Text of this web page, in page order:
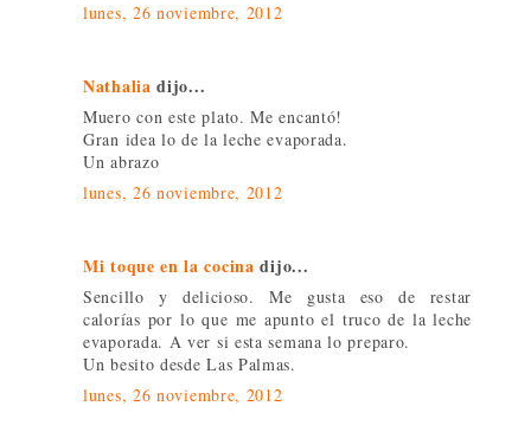
lunes, 26 noviembre, 2012
Nathalia dijo...
Muero con este plato. Me encantó!
Gran idea lo de la leche evaporada.
Un abrazo
lunes, 26 noviembre, 2012
Mi toque en la cocina dijo...
Sencillo y delicioso. Me gusta eso de restar
calorías por lo que me apunto el truco de la leche
evaporada. A ver si esta semana lo preparo.
Un besito desde Las Palmas.
lunes, 26 noviembre, 2012